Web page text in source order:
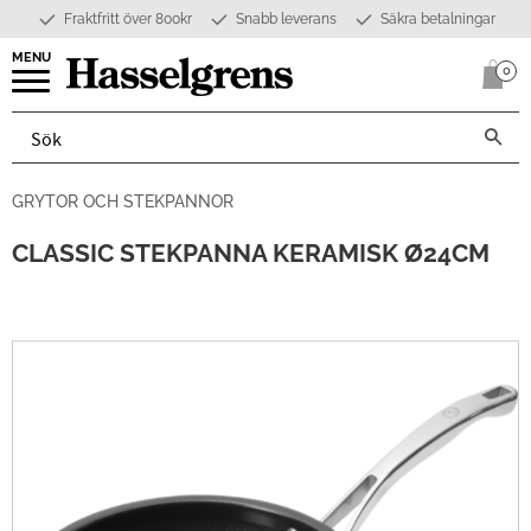
Meny
Fraktfritt över 800kr Snabb leverans Säkra betalningar
0
GRYTOR OCH STEKPANNOR
CLASSIC STEKPANNA KERAMISK Ø24CM